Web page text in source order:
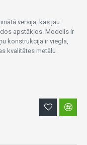
versija, kas jau
apstākļos. Modelis ir
konstrukcija ir viegla,
kvalitātes metālu